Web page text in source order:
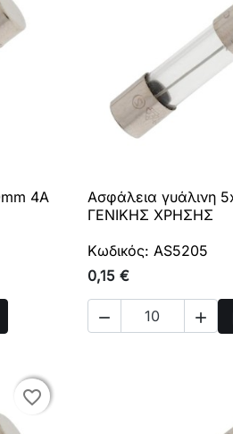
4A
 Γρήγορη
Ασφάλεια γυάλινη
ΓΕΝΙΚΗΣ ΧΡΗΣΗΣ
Κωδικός: AS5205
0,15 €
 
favorite_border
favorite_border